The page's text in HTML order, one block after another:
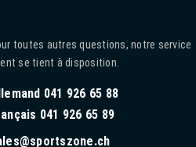
toutes autres questions, notre service
se tient à disposition.
041 926 65 88
041 926 65 89